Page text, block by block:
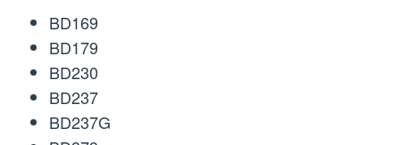
BD169
BD179
BD230
BD237
BD237G